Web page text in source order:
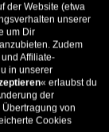
Aufgepasst: Du
ab €150 🔥
der Website (etwa
unserer
um Dir
Zudem
Affiliate-
in unserer
« erlaubst du
der
von
Cookies